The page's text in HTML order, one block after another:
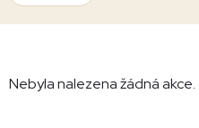
Nebyla nalezena žádná akce.